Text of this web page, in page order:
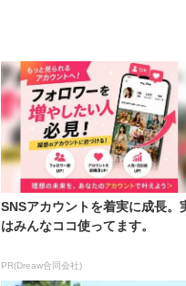
SNSアカウントを着実に成長。
はみんなココ使ってます。
PR(Dreaw合同会社)